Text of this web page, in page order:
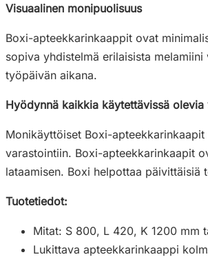
Visuaalinen monipuolisuus
Boxi-apteekkarinkaappit ovat
sopiva yhdistelmä erilaisista
työpäivän aikana.
Hyödynnä kaikkia käytettävissä olevia
Monikäyttöiset Boxi-
varastointiin. Boxi-apteekkarinkaapit
lataamisen. Boxi helpottaa
Tuotetiedot:
Mitat: S 800, L 420, K 1200 mm
Lukittava apteekkarinkaappi